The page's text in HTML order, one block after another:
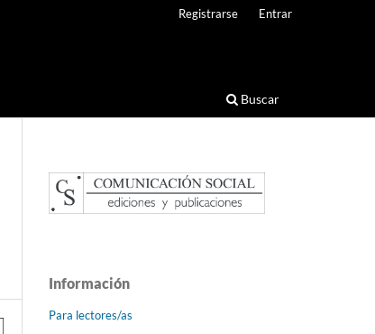
Buscar
Registrarse Entrar
Información
Para lectores/as